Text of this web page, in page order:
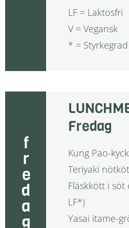
LF = Laktosfri
V = Vegansk
* = Styrkegrad
fredag
Fredag
Kung Pao-
Teriyaki
Fläskkött i söt
LF*)
Yasai itame-